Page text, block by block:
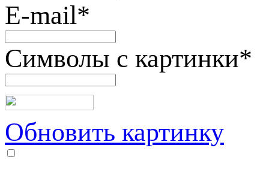
E-mail*
Символы с картинки*
Обновить картинку